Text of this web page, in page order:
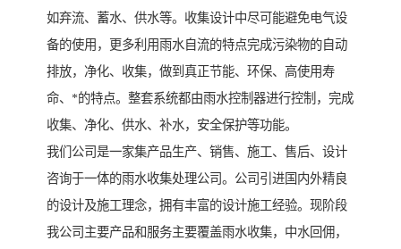
如弃流、蓄水、供水等。收集设计中尽可能避免电气设
备的使用，更多利用雨水自流的特点完成污染物的自动
排放，净化、收集，做到真正节能、环保、高使用寿
命、*的特点。整套系统都由雨水控制器进行控制，完成
收集、净化、供水、补水，安全保护等功能。
我们公司是一家集产品生产、销售、施工、售后、设计
咨询于一体的雨水收集处理公司。公司引进国内外精良
的设计及施工理念，拥有丰富的设计施工经验。现阶段
我公司主要产品和服务主要覆盖雨水收集，中水回佣，